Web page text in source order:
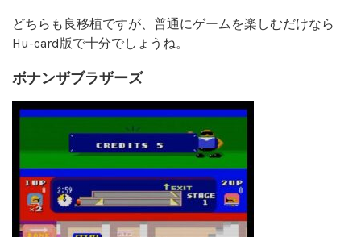
どちらも良移植ですが、普通にゲームを楽しむだけなら
Hu-card版で十分でしょうね。
ボナンザブラザーズ